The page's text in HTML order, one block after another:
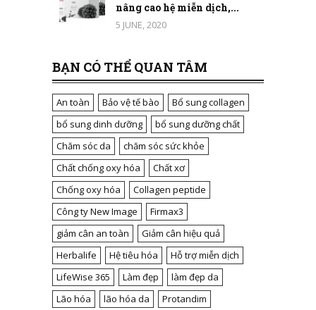
nâng cao hệ miễn dịch,...
5 JUNE, 2020
BẠN CÓ THỂ QUAN TÂM
An toàn Bảo vệ tế bào
Bổ sung collagen
bổ sung dinh dưỡng
bổ sung dưỡng chất
Chăm sóc da
chăm sóc sức khỏe
Chất chống oxy hóa
Chất xơ
Chống oxy hóa
Collagen peptide
Công ty New Image
Firmax3
giảm cân an toàn
Giảm cân hiệu quả
Herbalife
Hệ tiêu hóa
Hỗ trợ miễn dịch
LifeWise 365
Làm đẹp
làm đẹp da
Lão hóa
lão hóa da
Protandim